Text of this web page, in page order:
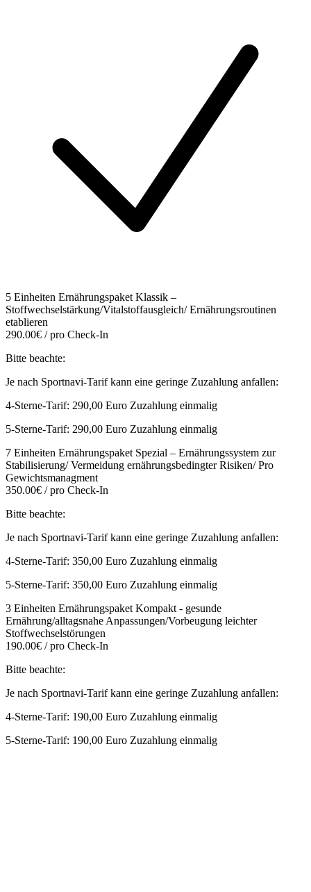
5 Einheiten Ernährungspaket Klassik –
Stoffwechselstärkung/Vitalstoffausgleich/ Ernährungsroutinen
etablieren
290.00€ / pro Check-In
Bitte beachte:
Je nach Sportnavi-Tarif kann eine geringe Zuzahlung anfallen:
4-Sterne-Tarif: 290,00 Euro Zuzahlung einmalig
5-Sterne-Tarif: 290,00 Euro Zuzahlung einmalig
7 Einheiten Ernährungspaket Spezial – Ernährungssystem zur
Stabilisierung/ Vermeidung ernährungsbedingter Risiken/ Pro
Gewichtsmanagment
350.00€ / pro Check-In
Bitte beachte:
Je nach Sportnavi-Tarif kann eine geringe Zuzahlung anfallen:
4-Sterne-Tarif: 350,00 Euro Zuzahlung einmalig
5-Sterne-Tarif: 350,00 Euro Zuzahlung einmalig
3 Einheiten Ernährungspaket Kompakt - gesunde
Ernährung/alltagsnahe Anpassungen/Vorbeugung leichter
Stoffwechselstörungen
190.00€ / pro Check-In
Bitte beachte:
Je nach Sportnavi-Tarif kann eine geringe Zuzahlung anfallen:
4-Sterne-Tarif: 190,00 Euro Zuzahlung einmalig
5-Sterne-Tarif: 190,00 Euro Zuzahlung einmalig